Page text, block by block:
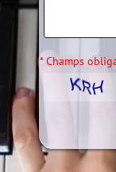
* Champs